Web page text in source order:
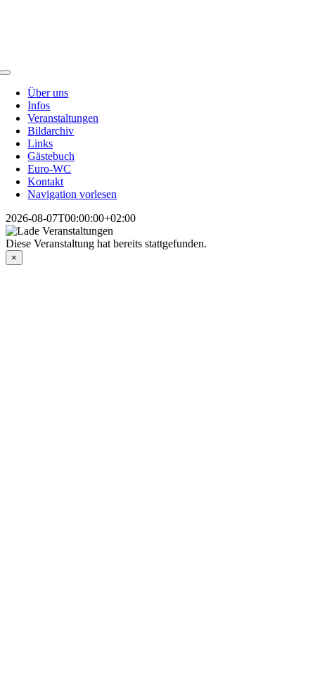
Toggle
NavigationÜber uns
Infos
Veranstaltungen
Bildarchiv
Links
Gästebuch
Euro-WC
Kontakt
Navigation vorlesen
2026-08-07T00:00:00+02:00
Diese Veranstaltung hat bereits stattgefunden.
×